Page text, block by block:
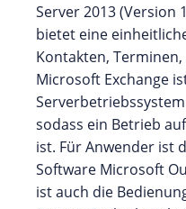
Server 2013 (Version
bietet eine
Kontakten,
Microsoft Exchange
sodass ein Betrieb
ist. Für Anwender ist
Software Microsoft
ist auch die